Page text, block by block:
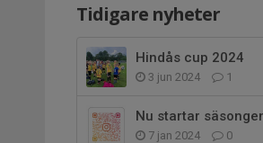
Tidigare nyheter
Hindås cup 2024
3 jun 2024 1
Nu startar
7 jan 2024 0